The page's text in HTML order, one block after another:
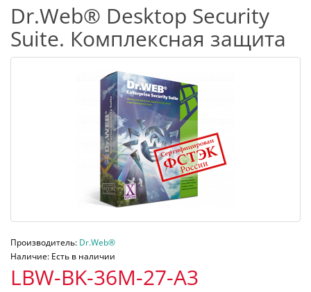
Dr.Web® Desktop Security
Suite. Комплексная защита
Производитель: Dr.Web®
Наличие: Есть в наличии
LBW-BK-36M-27-A3